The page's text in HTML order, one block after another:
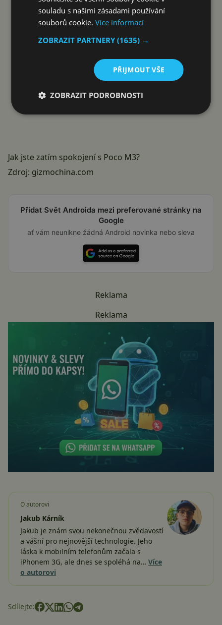
Jak jste zatím spokojení s Poco M3?
Zdroj: gizmochina.com
Přidat Svět Androida mezi preferované stránky na
Google
ať vám neunikne žádná Android novinka nebo sleva
Reklama
Reklama
O autorovi
Jakub Kárník
Jakub je znám svou nekonečnou zvědavostí
a vášní pro nejnovější technologie. Jeho
láska k mobilním telefonům začala s
iPhonem 3G, ale dnes se spoléhá na… Více
o autorovi
Sdílejte:
souladu s našimi zásadami používání
souborů cookie.Více informací
ZOBRAZIT PARTNERY(1635) →
PŘIJMOUT VŠE
ZOBRAZIT PODROBNOSTI